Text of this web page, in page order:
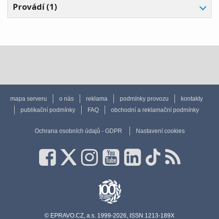
Provádí (1)
mapa serveru o nás reklama podmínky provozu
kontakty
publikační podmínky
FAQ obchodní a reklamační podmínky
Ochrana osobních údajů - GDPR Nastavení cookies
© EPRAVO.CZ, a.s. 1999-2026, ISSN 1213-189X